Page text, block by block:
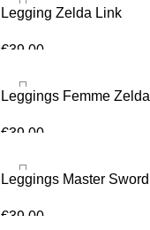
Legging Zelda Link
€39.00
Leggings Femme Zelda
€39.00
Leggings Master Sword
€39.00